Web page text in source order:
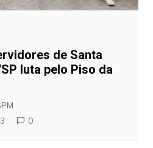
de Santa
luta pelo Piso da
0